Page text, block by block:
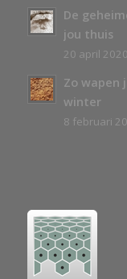
De
jou thuis
20 april
Zo wapen
winter
8 februari